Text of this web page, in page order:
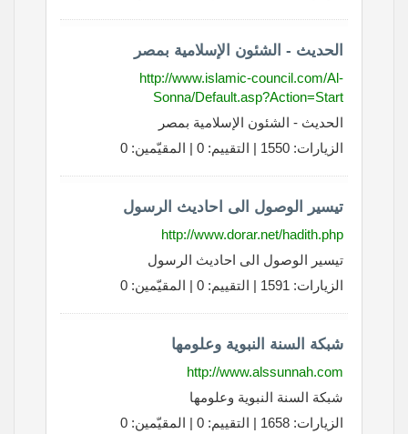
الحديث - الشئون الإسلامية بمصر
http://www.islamic-council.com/Al-
Sonna/Default.asp?Action=Start
الحديث - الشئون الإسلامية بمصر
الزيارات: 1550 | التقييم: 0 | المقيّمين: 0
تيسير الوصول الى احاديث الرسول
http://www.dorar.net/hadith.php
تيسير الوصول الى احاديث الرسول
الزيارات: 1591 | التقييم: 0 | المقيّمين: 0
شبكة السنة النبوية وعلومها
http://www.alssunnah.com
شبكة السنة النبوية وعلومها
الزيارات: 1658 | التقييم: 0 | المقيّمين: 0